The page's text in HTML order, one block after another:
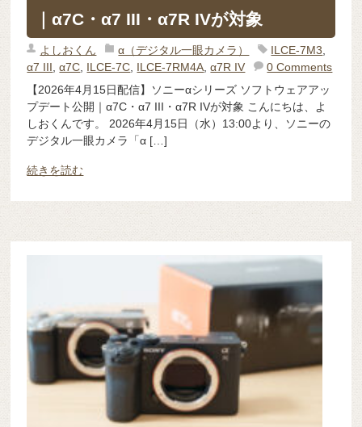
｜α7C・α7 III・α7R IVが対象
よしおくん α（デジタル一眼カメラ） ILCE-7M3
α7 III ,α7C ILCE-7C ILCE-7RM4A ,α7R IV
0 Comments
【2026年4月15日配信】ソニーαシリーズ ソフトウェアアッ
プデート公開｜α7C・α7 III・α7R IVが対象 こんにちは、よ
しおくんです。 2026年4月15日（水）13:00より、ソニーの
デジタル一眼カメラ「α […]
続きを読む